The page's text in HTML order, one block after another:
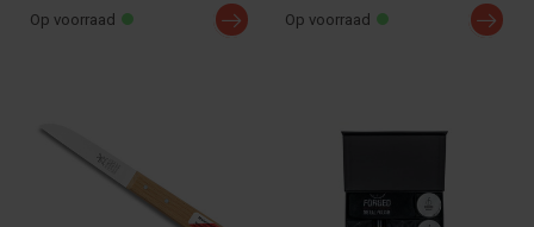
Op voorraad Op voorraad